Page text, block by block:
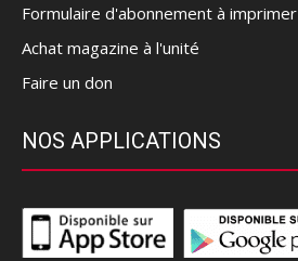
Formulaire d'abonnement à imprimer
Achat magazine à l'unité
Faire un don
NOS APPLICATIONS